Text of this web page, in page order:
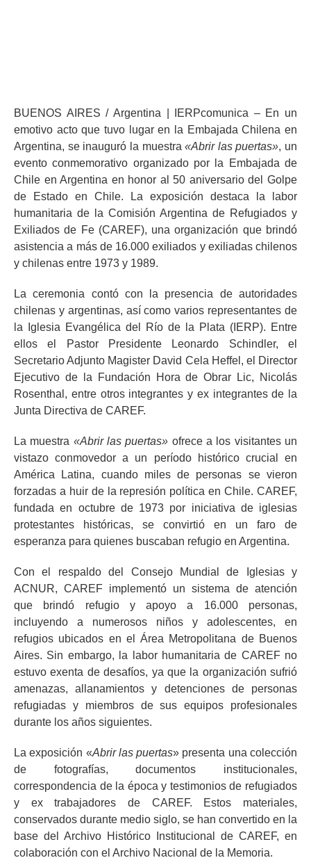
BUENOS AIRES / Argentina | IERPcomunica – En un
emotivo acto que tuvo lugar en la Embajada Chilena en
Argentina, se inauguró la muestra «Abrir las puertas», un
evento conmemorativo organizado por la Embajada de
Chile en Argentina en honor al 50 aniversario del Golpe
de Estado en Chile. La exposición destaca la labor
humanitaria de la Comisión Argentina de Refugiados y
Exiliados de Fe (CAREF), una organización que brindó
asistencia a más de 16.000 exiliados y exiliadas chilenos
y chilenas entre 1973 y 1989.
La ceremonia contó con la presencia de autoridades
chilenas y argentinas, así como varios representantes de
la Iglesia Evangélica del Río de la Plata (IERP). Entre
ellos el Pastor Presidente Leonardo Schindler, el
Secretario Adjunto Magister David Cela Heffel, el Director
Ejecutivo de la Fundación Hora de Obrar Lic, Nicolás
Rosenthal, entre otros integrantes y ex integrantes de la
Junta Directiva de CAREF.
La muestra «Abrir las puertas» ofrece a los visitantes un
vistazo conmovedor a un período histórico crucial en
América Latina, cuando miles de personas se vieron
forzadas a huir de la represión política en Chile. CAREF,
fundada en octubre de 1973 por iniciativa de iglesias
protestantes históricas, se convirtió en un faro de
esperanza para quienes buscaban refugio en Argentina.
Con el respaldo del Consejo Mundial de Iglesias y
ACNUR, CAREF implementó un sistema de atención
que brindó refugio y apoyo a 16.000 personas,
incluyendo a numerosos niños y adolescentes, en
refugios ubicados en el Área Metropolitana de Buenos
Aires. Sin embargo, la labor humanitaria de CAREF no
estuvo exenta de desafíos, ya que la organización sufrió
amenazas, allanamientos y detenciones de personas
refugiadas y miembros de sus equipos profesionales
durante los años siguientes.
La exposición «Abrir las puertas» presenta una colección
de fotografías, documentos institucionales,
correspondencia de la época y testimonios de refugiados
y ex trabajadores de CAREF. Estos materiales,
conservados durante medio siglo, se han convertido en la
base del Archivo Histórico Institucional de CAREF, en
colaboración con el Archivo Nacional de la Memoria.